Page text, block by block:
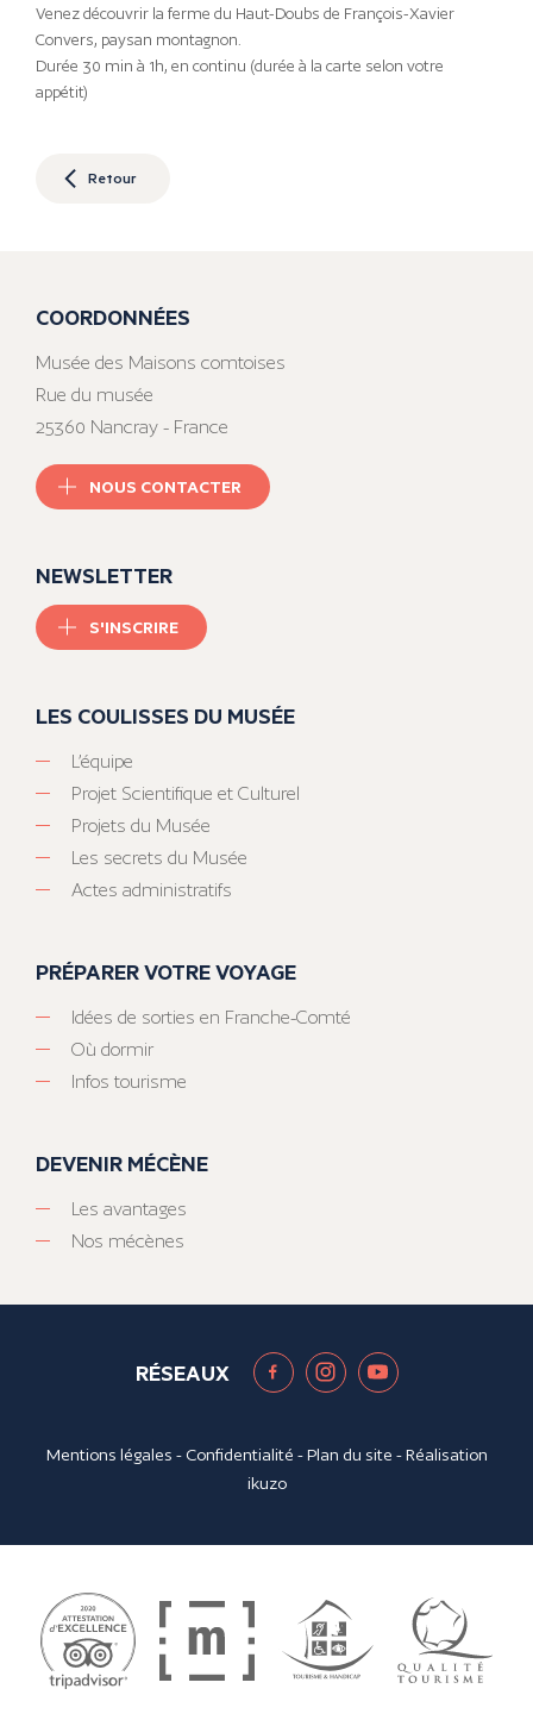
Venez découvrir la ferme du Haut-Doubs de François-Xavier
Convers, paysan montagnon.
Durée 30 min à 1h, en continu (durée à la carte selon votre
appétit)
Retour
COORDONNÉES
Musée des Maisons comtoises
Rue du musée
25360 Nancray - France
NOUS CONTACTER
NEWSLETTER
S'INSCRIRE
LES COULISSES DU MUSÉE
L’équipe
Projet Scientifique et Culturel
Projets du Musée
Les secrets du Musée
Actes administratifs
PRÉPARER VOTRE VOYAGE
Idées de sorties en Franche-Comté
Où dormir
Infos tourisme
DEVENIR MÉCÈNE
Les avantages
Nos mécènes
RÉSEAUX
Mentions légales - Confidentialité -Plan du site - Réalisation
ikuzo